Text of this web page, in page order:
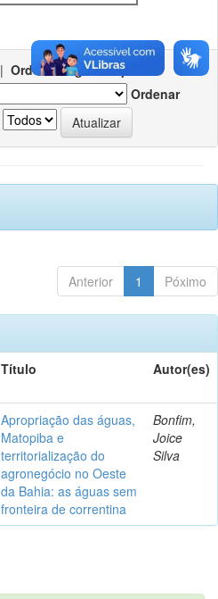
| Ordenar registros por
Ordenar
Anterior 1 Póximo
Título Autor(es)
Apropriação das águas,
Matopiba e
territorialização do
agronegócio no Oeste
da Bahia: as águas sem
fronteira de correntina
Bonfim,
Joice
Silva